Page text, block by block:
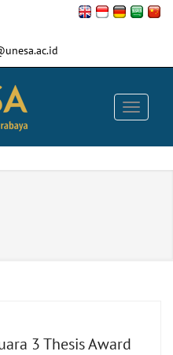
3 Thesis Award